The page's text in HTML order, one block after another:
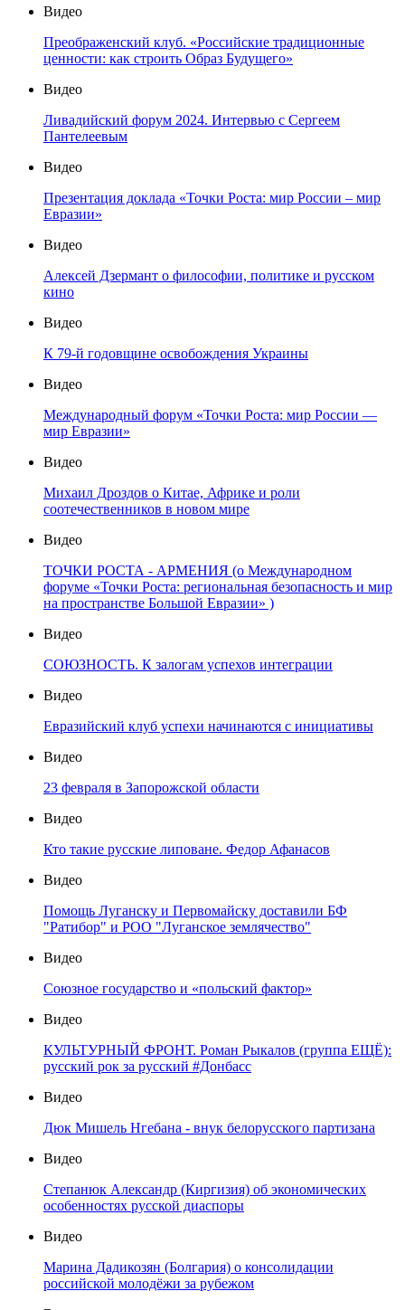
Видео
Преображенский клуб. «Российские традиционные
ценности: как строить Образ Будущего»
Видео
Ливадийский форум 2024. Интервью с Сергеем
Пантелеевым
Видео
Презентация доклада «Точки Роста: мир России – мир
Евразии»
Видео
Алексей Дзермант о философии, политике и русском
кино
Видео
К 79-й годовщине освобождения Украины
Видео
Международный форум «Точки Роста: мир России —
мир Евразии»
Видео
Михаил Дроздов о Китае, Африке и роли
соотечественников в новом мире
Видео
ТОЧКИ РОСТА - АРМЕНИЯ (о Международном
форуме «Точки Роста: региональная безопасность и мир
на пространстве Большой Евразии» )
Видео
СОЮЗНОСТЬ. К залогам успехов интеграции
Видео
Евразийский клуб успехи начинаются с инициативы
Видео
23 февраля в Запорожской области
Видео
Кто такие русские липоване. Федор Афанасов
Видео
Помощь Луганску и Первомайску доставили БФ
"Ратибор" и РОО "Луганское землячество"
Видео
Союзное государство и «польский фактор»
Видео
КУЛЬТУРНЫЙ ФРОНТ. Роман Рыкалов (группа ЕЩЁ):
русский рок за русский #Донбасс
Видео
Дюк Мишель Нгебана - внук белорусского партизана
Видео
Степанюк Александр (Киргизия) об экономических
особенностях русской диаспоры
Видео
Марина Дадикозян (Болгария) о консолидации
российской молодёжи за рубежом